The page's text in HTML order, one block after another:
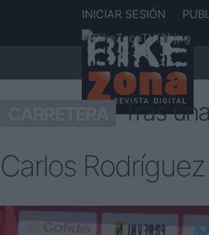
INICIAR SESIÓN
Tras
Carlos